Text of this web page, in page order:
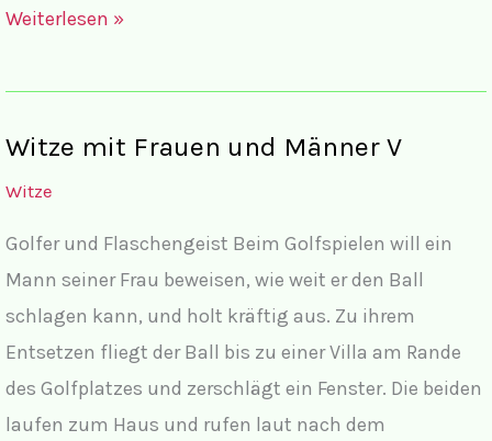
Politikerwitze
Weiterlesen »
Witze mit Frauen und Männer V
Witze
Golfer und Flaschengeist Beim Golfspielen will ein
Mann seiner Frau beweisen, wie weit er den Ball
schlagen kann, und holt kräftig aus. Zu ihrem
Entsetzen fliegt der Ball bis zu einer Villa am Rande
des Golfplatzes und zerschlägt ein Fenster. Die beiden
laufen zum Haus und rufen laut nach dem